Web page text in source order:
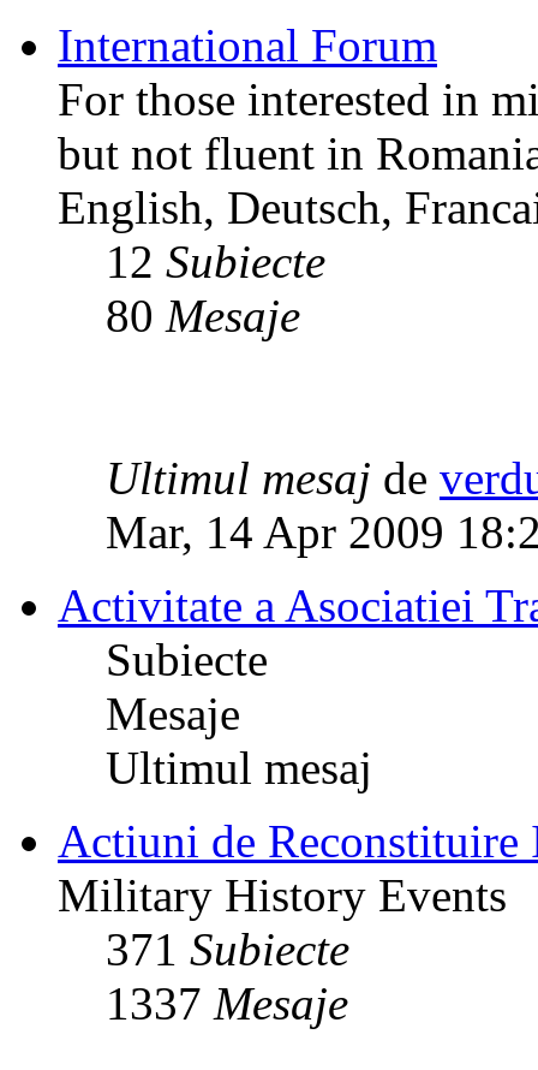
International Forum
For those interested in
but not fluent in
English, Deutsch,
12 Subiecte
80 Mesaje
Ultimul mesaj de
Mar, 14 Apr 2009
Activitate a Asociatiei
Subiecte
Mesaje
Ultimul mesaj
Actiuni de
Military History Events
371 Subiecte
1337 Mesaje